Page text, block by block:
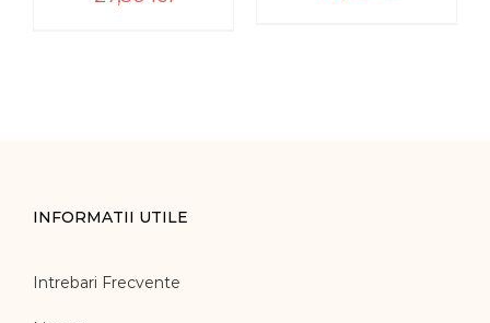
INFORMATII UTILE
Intrebari Frecvente